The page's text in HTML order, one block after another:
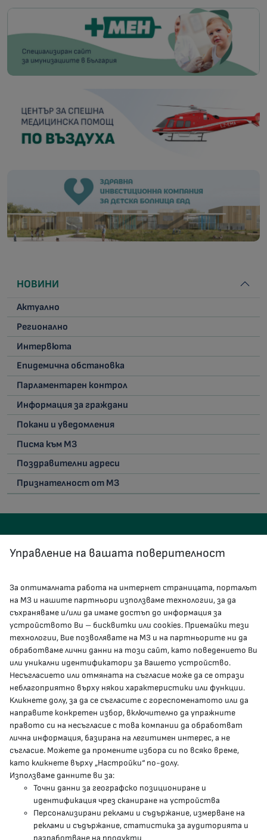
НОВИНИ
Актуално
Регионално
Интервюта
Епидемична обстановка
Парламентарен контрол
Информация за граждани
Покани и уведомления
Писма към МЗ
Поздравителни адреси
Признателност от МЗ
КОНТАКТИ
гр.София, 1000, пл. „Света Неделя“ №5
delovodstvo@mh.government.bg
presscenter@mh.government.bg
МЗ В СОЦИАЛНИТЕ МРЕЖИ
Facebook страница
Instragram профил
YouTube канал
Threads профил
Управление на вашата поверителност
За оптималната работа на интернет страницата, порталът
на МЗ и нашите партньори използваме технологии, за да
съхраняваме и/или да имаме достъп до информация за
устройството Ви – бисквитки или cookies. Приемайки тези
технологии, Вие позволявате на МЗ и на партньорите ни да
обработваме лични данни на този сайт, като поведението Ви
или уникални идентификатори за Вашето устройство.
Несъгласието или отмяната на съгласие може да се отрази
неблагоприятно върху някои характеристики или функции.
Кликнете долу, за да се съгласите с гореспоменатото или да
направите конкретен избор, включително да упражните
правото си на несъгласие с това компании да обработват
лична информация, базирана на легитимен интерес, а не
съгласие. Можете да промените избора си по всяко време,
като кликнете върху „Настройки“ по-долу.
Използваме данните ви за:
Точни данни за географско позициониране и
идентификация чрез сканиране на устройства
Персонализирани реклами и съдържание, измерване на
реклами и съдържание, статистика за аудиторията и
разработване на продукти